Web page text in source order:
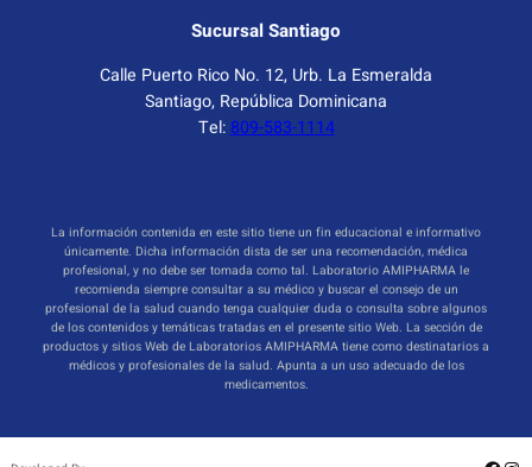
Sucursal Santiago
Calle Puerto Rico No. 12, Urb. La Esmeralda
Santiago, República Dominicana
Tel:809-583-1114
La información contenida en este sitio tiene un fin educacional e informativo
únicamente. Dicha información dista de ser una recomendación, médica
profesional, y no debe ser tomada como tal. Laboratorio AMIPHARMA le
recomienda siempre consultar a su médico y buscar el consejo de un
profesional de la salud cuando tenga cualquier duda o consulta sobre algunos
de los contenidos y temáticas tratadas en el presente sitio Web. La sección de
productos y sitios Web de Laboratorios AMIPHARMA tiene como destinatarios a
médicos y profesionales de la salud. Apunta a un uso adecuado de los
medicamentos.